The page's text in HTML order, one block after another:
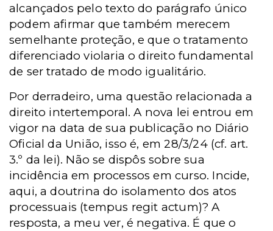
alcançados pelo texto do parágrafo único
podem afirmar que também merecem
semelhante proteção, e que o tratamento
diferenciado violaria o direito fundamental
de ser tratado de modo igualitário.
Por derradeiro, uma questão relacionada a
direito intertemporal. A nova lei entrou em
vigor na data de sua publicação no Diário
Oficial da União, isso é, em 28/3/24 (cf. art.
3.º da lei). Não se dispôs sobre sua
incidência em processos em curso. Incide,
aqui, a doutrina do isolamento dos atos
processuais (tempus regit actum)? A
resposta, a meu ver, é negativa. É que o